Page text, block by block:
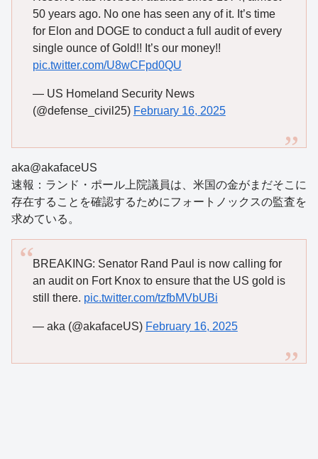
50 years ago. No one has seen any of it. It’s time
for Elon and DOGE to conduct a full audit of every
single ounce of Gold!! It’s our money!!
pic.twitter.com/U8wCFpd0QU
— US Homeland Security News
(@defense_civil25) February 16, 2025
aka@akafaceUS
速報：ランド・ポール上院議員は、米国の金がまだそこに
存在することを確認するためにフォートノックスの監査を
求めている。
BREAKING: Senator Rand Paul is now calling for
an audit on Fort Knox to ensure that the US gold is
still there. pic.twitter.com/tzfbMVbUBi
— aka (@akafaceUS) February 16, 2025